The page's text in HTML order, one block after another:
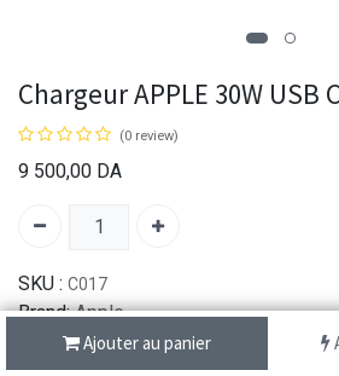
Ajouter au panier
Chargeur APPLE 30W USB
(0 review)
9 500,00 DA
SKU : C017
Brand: Apple